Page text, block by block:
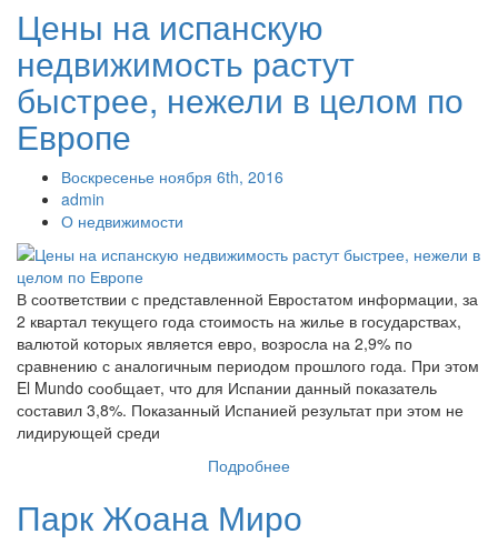
Цены на испанскую
недвижимость растут
быстрее, нежели в целом по
Европе
Воскресенье ноября 6th, 2016
admin
О недвижимости
В соответствии с представленной Евростатом информации, за
2 квартал текущего года стоимость на жилье в государствах,
валютой которых является евро, возросла на 2,9% по
сравнению с аналогичным периодом прошлого года. При этом
El Mundo сообщает, что для Испании данный показатель
составил 3,8%. Показанный Испанией результат при этом не
лидирующей среди
Подробнее
Парк Жоана Миро